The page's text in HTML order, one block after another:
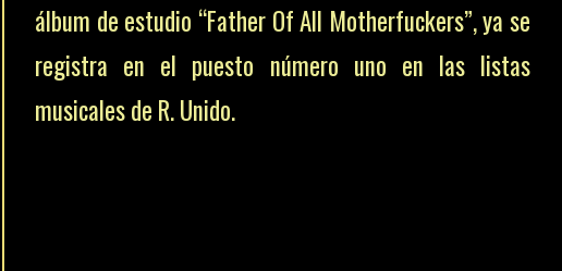
álbum de estudio “Father Of All Motherfuckers”, ya se
registra en el puesto número uno en las listas
musicales de R. Unido.